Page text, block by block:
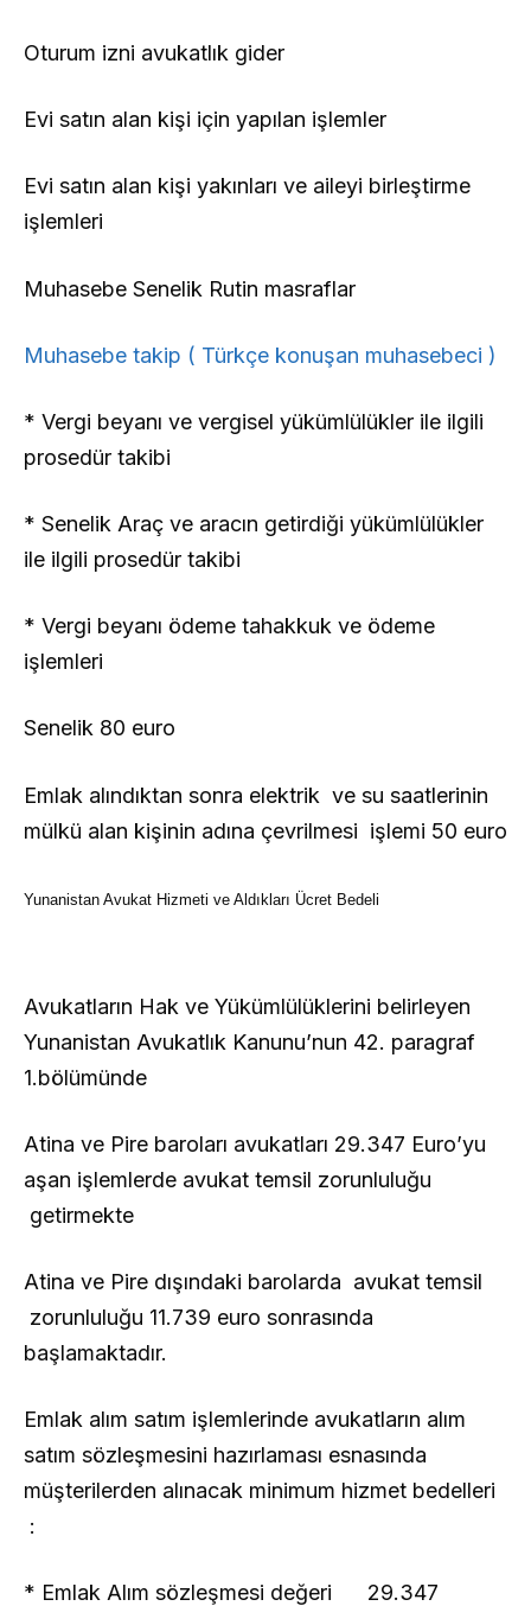
Oturum izni avukatlık gider
Evi satın alan kişi için yapılan işlemler
Evi satın alan kişi yakınları ve aileyi birleştirme
işlemleri
Muhasebe Senelik Rutin masraflar
Muhasebe takip ( Türkçe konuşan muhasebeci )
* Vergi beyanı ve vergisel yükümlülükler ile ilgili
prosedür takibi
* Senelik Araç ve aracın getirdiği yükümlülükler
ile ilgili prosedür takibi
* Vergi beyanı ödeme tahakkuk ve ödeme
işlemleri
Senelik 80 euro
Emlak alındıktan sonra elektrik ve su saatlerinin
mülkü alan kişinin adına çevrilmesi işlemi 50 euro
Yunanistan Avukat Hizmeti ve Aldıkları Ücret Bedeli
Avukatların Hak ve Yükümlülüklerini belirleyen
Yunanistan Avukatlık Kanunu’nun 42. paragraf
1.bölümünde
Atina ve Pire baroları avukatları 29.347 Euro’yu
aşan işlemlerde avukat temsil zorunluluğu
getirmekte
Atina ve Pire dışındaki barolarda avukat temsil
zorunluluğu 11.739 euro sonrasında
başlamaktadır.
Emlak alım satım işlemlerinde avukatların alım
satım sözleşmesini hazırlaması esnasında
müşterilerden alınacak minimum hizmet bedelleri
:
* Emlak Alım sözleşmesi değeri 29.347